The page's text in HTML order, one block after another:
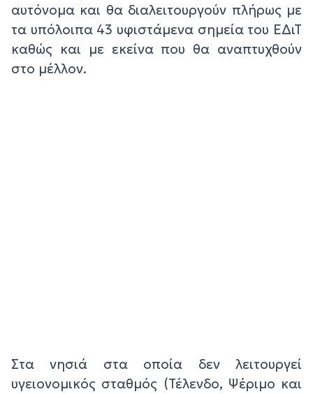
αυτόνομα και θα διαλειτουργούν πλήρως με
τα υπόλοιπα 43 υφιστάμενα σημεία του ΕΔιΤ
καθώς και με εκείνα που θα αναπτυχθούν
στο μέλλον.
Στα νησιά στα οποία δεν λειτουργεί
υγειονομικός σταθμός (Τέλενδο, Ψέριμο και